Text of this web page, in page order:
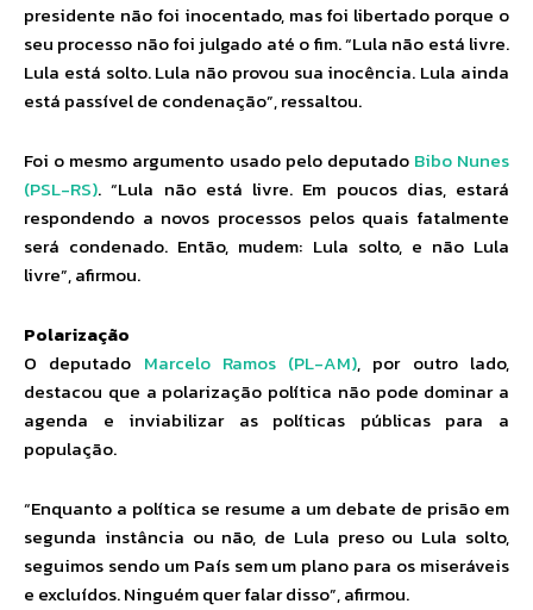
presidente não foi inocentado, mas foi libertado porque o
seu processo não foi julgado até o fim. “Lula não está livre.
Lula está solto. Lula não provou sua inocência. Lula ainda
está passível de condenação”, ressaltou.
Foi o mesmo argumento usado pelo deputado Bibo Nunes
(PSL-RS). “Lula não está livre. Em poucos dias, estará
respondendo a novos processos pelos quais fatalmente
será condenado. Então, mudem: Lula solto, e não Lula
livre”, afirmou.
Polarização
O deputado Marcelo Ramos (PL-AM), por outro lado,
destacou que a polarização política não pode dominar a
agenda e inviabilizar as políticas públicas para a
população.
“Enquanto a política se resume a um debate de prisão em
segunda instância ou não, de Lula preso ou Lula solto,
seguimos sendo um País sem um plano para os miseráveis
e excluídos. Ninguém quer falar disso”, afirmou.